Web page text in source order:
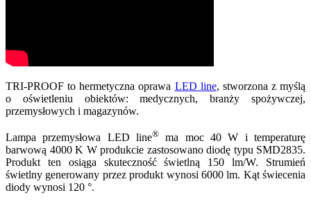
TRI-PROOF to hermetyczna oprawa LED line, stworzona z myślą
o oświetleniu obiektów: medycznych, branży spożywczej,
przemysłowych i magazynów.
Lampa przemysłowa LED line® ma moc 40 W i temperaturę
barwową 4000 K W produkcie zastosowano diodę typu SMD2835.
Produkt ten osiąga skuteczność świetlną 150 lm/W. Strumień
świetlny generowany przez produkt wynosi 6000 lm. Kąt świecenia
diody wynosi 120 °.